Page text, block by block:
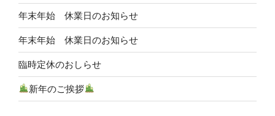
シ
ョ
ン
年末年始 休業日のお知らせ
年末年始 休業日のお知らせ
臨時定休のおしらせ
新年のご挨拶